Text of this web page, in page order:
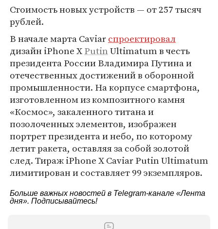
Стоимость новых устройств — от 257 тысяч
рублей.
В начале марта Caviarспроектировал
дизайн iPhone XPutinUltimatum в честь
президента России Владимира Путина и
отечественных достижений в оборонной
промышленности. На корпусе смартфона,
изготовленном из композитного камня
«Космос», закаленного титана и
позолоченных элементов, изображен
портрет президента и небо, по которому
летит ракета, оставляя за собой золотой
след. Тираж iPhone X Caviar Putin Ultimatum
лимитирован и составляет 99 экземпляров.
Больше важных новостей в Telegram-канале «Лента
дня». Подписывайтесь!